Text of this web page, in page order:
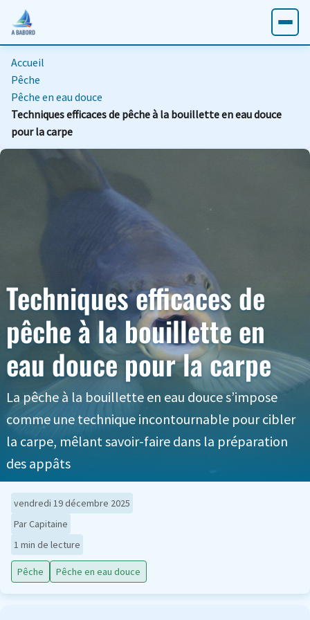
Accueil
Pêche
Pêche en eau douce
Techniques efficaces de pêche à la bouillette en eau douce
pour la carpe
Techniques efficaces de
pêche à la bouillette en
eau douce pour la carpe
La pêche à la bouillette en eau douce s’impose
comme une technique incontournable pour cibler
la carpe, mêlant savoir-faire dans la préparation
des appâts
vendredi 19 décembre 2025
Par Capitaine
1 min de lecture
Pêche Pêche en eau douce